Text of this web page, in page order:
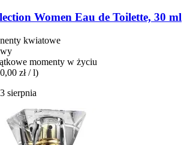
Women Eau de Toilette, 30 ml
kwiatowe
momenty w życiu
zł / l)
sierpnia